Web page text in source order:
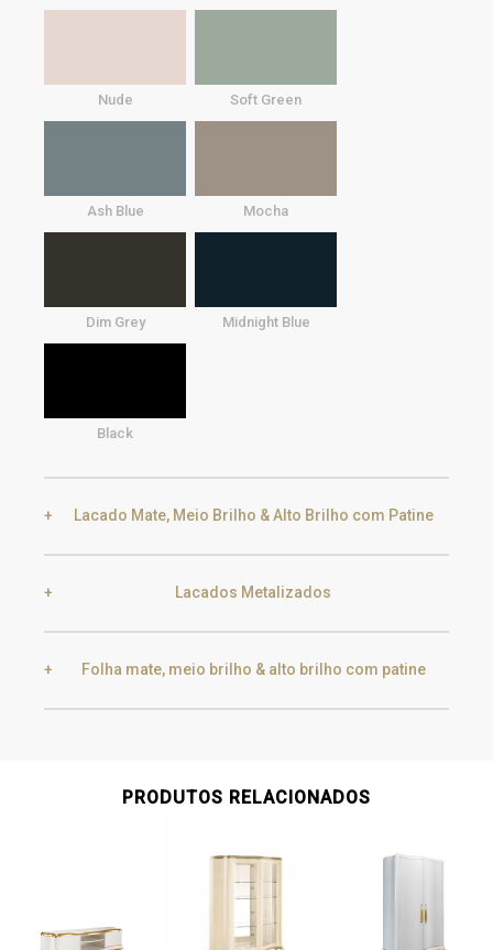
Nude Soft Green
Ash Blue Mocha
Dim Grey Midnight Blue
Black
Lacado Mate, Meio Brilho & Alto Brilho com Patine
Lacados Metalizados
Folha mate, meio brilho & alto brilho com patine
Aged Silver
PRODUTOS RELACIONADOS